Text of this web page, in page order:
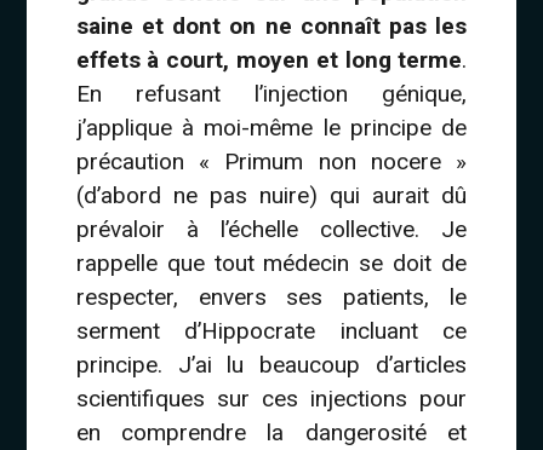
saine et dont on ne connaît pas les
effets à court, moyen et long terme.
En refusant l’injection génique,
j’applique à moi-même le principe de
précaution « Primum non nocere »
(d’abord ne pas nuire) qui aurait dû
prévaloir à l’échelle collective. Je
rappelle que tout médecin se doit de
respecter, envers ses patients, le
serment d’Hippocrate incluant ce
principe. J’ai lu beaucoup d’articles
scientifiques sur ces injections pour
en comprendre la dangerosité et